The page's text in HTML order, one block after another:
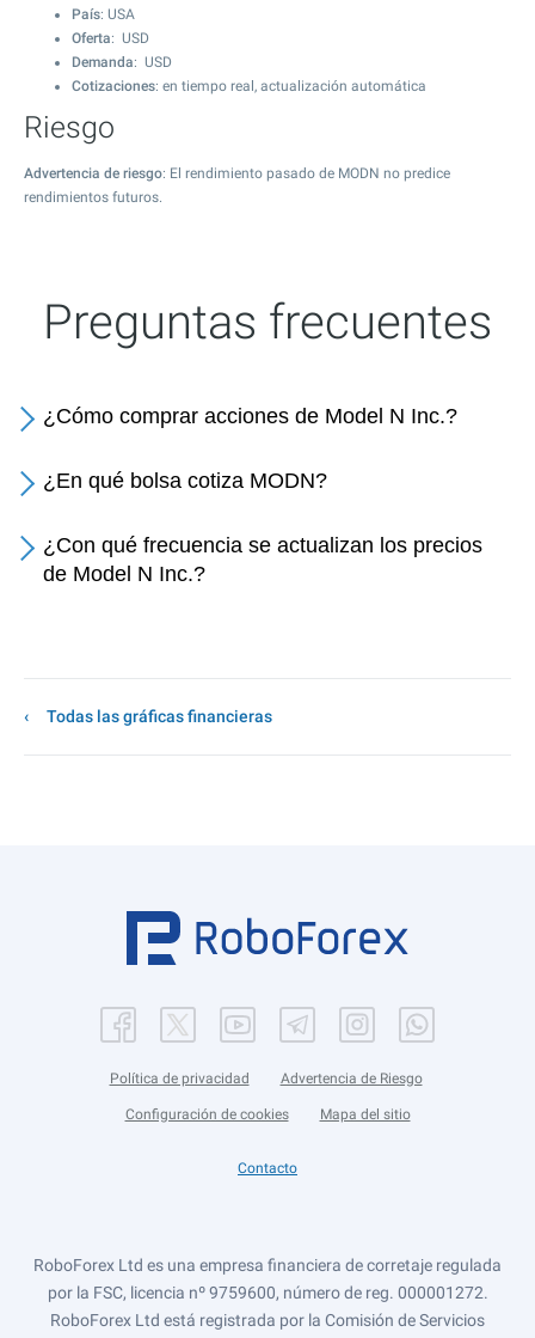
País: USA
Oferta: USD
Demanda: USD
Cotizaciones: en tiempo real, actualización automática
Riesgo
Advertencia de riesgo: El rendimiento pasado de MODN no predice
rendimientos futuros.
Preguntas frecuentes
¿Cómo comprar acciones de Model N Inc.?
¿En qué bolsa cotiza MODN?
¿Con qué frecuencia se actualizan los precios
de Model N Inc.?
Todas las gráficas financieras
Política de privacidad Advertencia de Riesgo
Configuración de cookies Mapa del sitio
Contacto
RoboForex Ltd es una empresa financiera de corretaje regulada
por la FSC, licencia nº 9759600, número de reg. 000001272.
RoboForex Ltd está registrada por la Comisión de Servicios